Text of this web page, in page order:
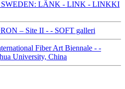
SWEDEN: LÄNK - LINK - LINKKI
– Site II - - SOFT galleri
Fiber Art Biennale - -
University, China